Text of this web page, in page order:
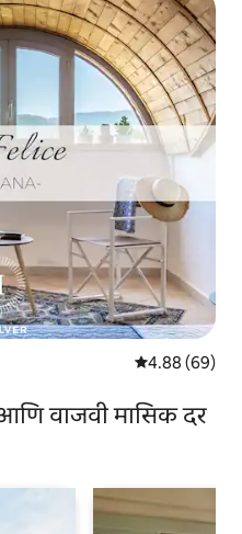
5 पैकी 4.88
4.88 (69)
वाजवी मासिक दर